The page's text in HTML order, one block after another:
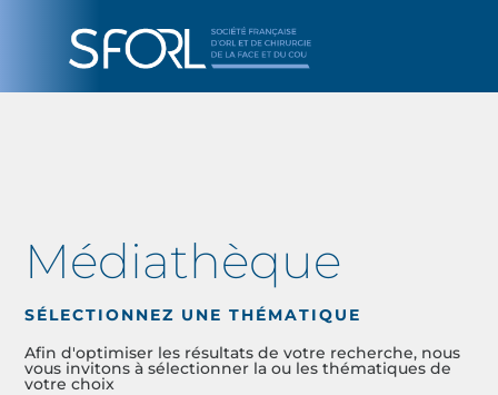
Médiathèque
SÉLECTIONNEZ UNE THÉMATIQUE
Afin d'optimiser les résultats de votre recherche, nous
vous invitons à sélectionner la ou les thématiques de
votre choix